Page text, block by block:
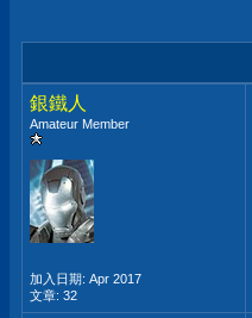
銀鐵人
Amateur Member
加入日期: Apr 2017
文章: 32